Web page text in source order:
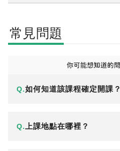
常見問題
Q.如何知道該課程確定開課？
Q. 上課地點在哪裡？